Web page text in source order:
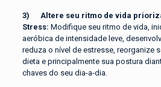
3) Altere seu ritmo de vida
Stress: Modifique seu ritmo de vida,
aeróbica de intensidade leve,
reduza o nível de estresse, reorganize
dieta e principalmente sua postura
chaves do seu dia-a-dia.